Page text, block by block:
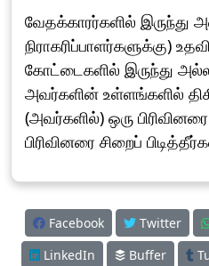
வேதக்காரர்களில் இருந்து
நிராகரிப்பாளர்களுக்கு)
கோட்டைகளில் இருந்து
அவர்களின் உள்ளங்களில்
(அவர்களில்) ஒரு
பிரிவினரை சிறைப்
Facebook Twitter
LinkedIn
Buffer